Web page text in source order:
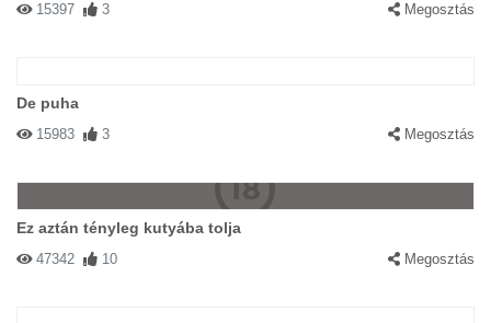
15397 3 Megosztás
De puha
15983 3 Megosztás
Ez aztán tényleg kutyába tolja
47342 10 Megosztás